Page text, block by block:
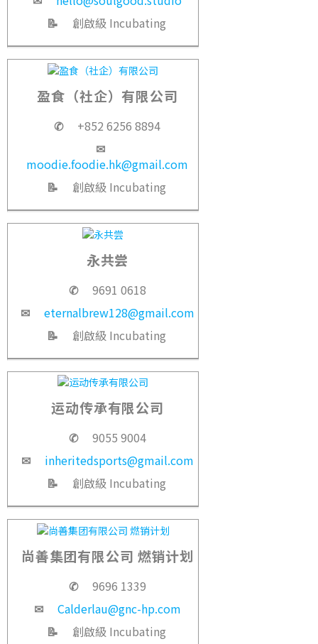
📝
創啟級 Incubating
盈食（社企）有限公司
✆
+852 6256 8894
✉
moodie.foodie.hk@gmail.com
📝
創啟級 Incubating
永共尝
✆
9691 0618
✉
eternalbrew128@gmail.com
📝
創啟級 Incubating
运动传承有限公司
✆
9055 9004
✉
inheritedsports@gmail.com
📝
創啟級 Incubating
尚善集团有限公司 燃销计划
✆
9696 1339
✉
Calderlau@gnc-hp.com
📝
創啟級 Incubating